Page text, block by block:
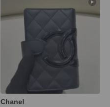
Chanel